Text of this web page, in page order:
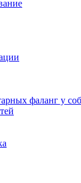
фаланг у